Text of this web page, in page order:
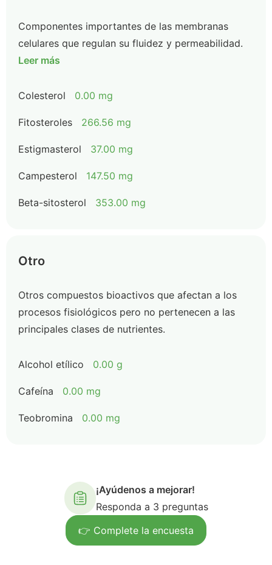
Componentes importantes de las membranas
celulares que regulan su fluidez y permeabilidad.
Leer más
Colesterol 0.00 mg
Fitosteroles 266.56 mg
Estigmasterol 37.00 mg
Campesterol 147.50 mg
Beta-sitosterol 353.00 mg
Otro
Otros compuestos bioactivos que afectan a los
procesos fisiológicos pero no pertenecen a las
principales clases de nutrientes.
Alcohol etílico 0.00 g
Cafeína 0.00 mg
Teobromina 0.00 mg
¡Ayúdenos a mejorar!
Responda a 3 preguntas
👉 Complete la encuesta